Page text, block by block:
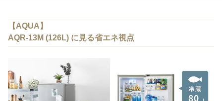
【AQUA】
AQR-13M (126L) に見る省エネ視点